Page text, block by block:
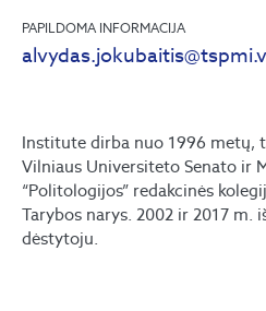
PAPILDOMA INFORMACIJA
Institute dirba nuo 1996 metų,
Vilniaus Universiteto Senato ir
“Politologijos” redakcinės
Tarybos narys. 2002 ir 2017 m.
dėstytoju.